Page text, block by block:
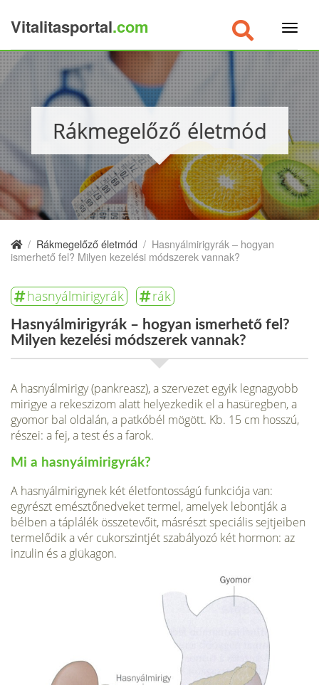
Vitalitasportal.com
Rákmegelőző életmód
/ Rákmegelőző életmód / Hasnyálmirigyrák – hogyan
ismerhető fel? Milyen kezelési módszerek vannak?
hasnyálmirigyrák rák
Hasnyálmirigyrák – hogyan ismerhető fel?
Milyen kezelési módszerek vannak?
A hasnyálmirigy (pankreasz), a szervezet egyik legnagyobb
mirigye a rekeszizom alatt helyezkedik el a hasüregben, a
gyomor bal oldalán, a patkóbél mögött. Kb. 15 cm hosszú,
részei: a fej, a test és a farok.
Mi a hasnyáimirigyrák?
A hasnyálmirigynek két életfontosságú funk­ciója van:
egyrészt emésztőnedveket termel, amelyek lebontják a
bélben a táplálék összetevőit, másrészt speciális sejtjeiben
termelődik a vér cukorszintjét szabályozó két hormon: az
inzulin és a glükagon.
×